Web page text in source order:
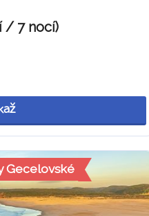
/ 7 nocí)
Gecelovské